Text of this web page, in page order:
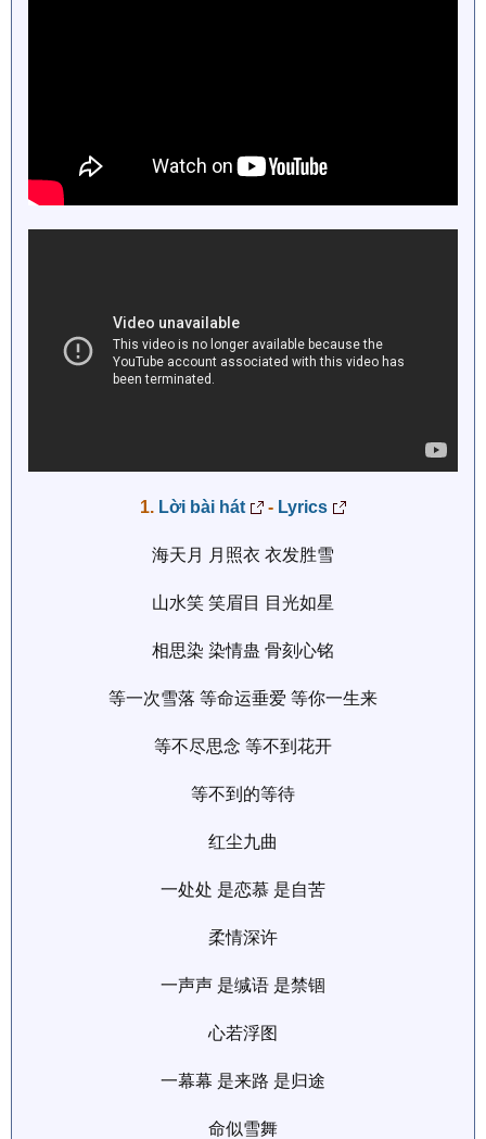
1. Lời bài hát - Lyrics
海天月 月照衣 衣发胜雪
山水笑 笑眉目 目光如星
相思染 染情蛊 骨刻心铭
等一次雪落 等命运垂爱 等你一生来
等不尽思念 等不到花开
等不到的等待
红尘九曲
一处处 是恋慕 是自苦
柔情深许
一声声 是缄语 是禁锢
心若浮图
一幕幕 是来路 是归途
命似雪舞